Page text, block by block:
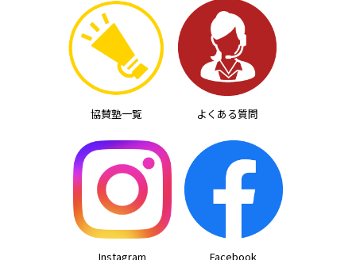
協賛塾一覧 よくある質問
Instagram Facebook